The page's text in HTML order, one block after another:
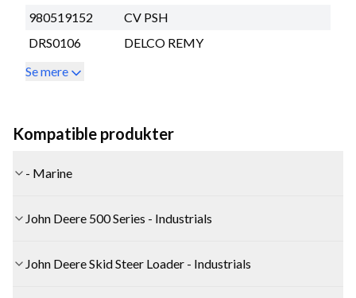
980519152
CV PSH
DRS0106
DELCO REMY
Se mere
Kompatible produkter
- Marine
John Deere 500 Series - Industrials
John Deere Skid Steer Loader - Industrials